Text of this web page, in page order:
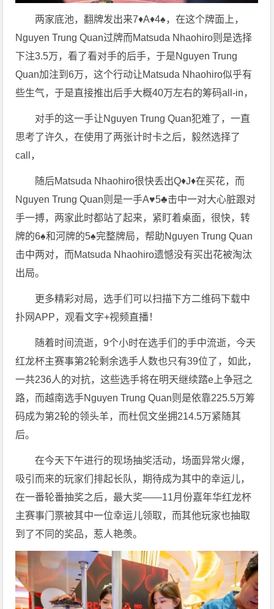
两家底池，翻牌发出来7♦️A♦️4♠️，在这个牌面上，
Nguyen Trung Quan过牌而Matsuda Nhaohiro则是选择
下注3.5万，看了看对手的后手，于是Nguyen Trung
Quan加注到6万，这个行动让Matsuda Nhaohiro似乎有
些生气，于是直接推出后手大概40万左右的筹码all-in，
对手的这一手让Nguyen Trung Quan犯难了，一直
思考了许久，在使用了两张计时卡之后，毅然选择了
call，
随后Matsuda Nhaohiro很快丢出Q♦️J♦️在买花，而
Nguyen Trung Quan则是一手A♥️5♣️击中一对大心脏跟对
手一搏，两家此时都站了起来，紧盯着桌面，很快，转
牌的6♠️和河牌的5♠️完整牌局，帮助Nguyen Trung Quan
击中两对，而Matsuda Nhaohiro遗憾没有买出花被淘汰
出局。
更多精彩对局，选手们可以扫描下方二维码下载中
扑网APP，观看文字+视频直播！
随着时间流逝，9个小时在选手们的手中流逝，今天
红龙杯主赛事第2轮剩余选手人数也只有39位了，如此，
一共236人的对抗，这些选手将在明天继续踏e上争冠之
路，而越南选手Nguyen Trung Quan则是依靠225.5万筹
码成为第2轮的领头羊，而杜侃文坐拥214.5万紧随其
后。
在今天下午进行的现场抽奖活动，场面异常火爆，
吸引而来的玩家们排起长队，期待成为其中的幸运儿，
在一番轮番抽奖之后，最大奖——11月份嘉年华红龙杯
主赛事门票被其中一位幸运儿领取，而其他玩家也抽取
到了不同的奖品，惹人艳羡。